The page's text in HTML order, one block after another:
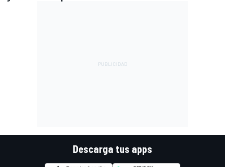
Descarga tus apps